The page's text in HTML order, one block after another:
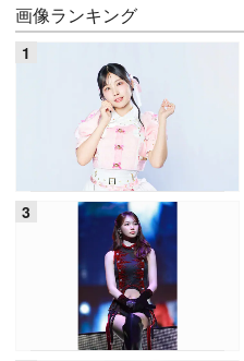
画像ランキング